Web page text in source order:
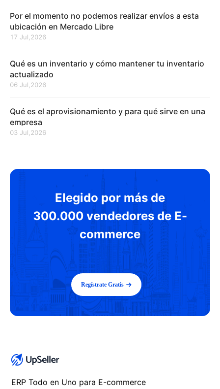
Por el momento no podemos realizar envíos a esta
ubicación en Mercado Libre
17 Jul,2026
Qué es un inventario y cómo mantener tu inventario
actualizado
06 Jul,2026
Qué es el aprovisionamiento y para qué sirve en una
empresa
03 Jul,2026
Elegido por más de
300.000 vendedores de E-
commerce
Regístrate Gratis
ERP Todo en Uno para E-commerce